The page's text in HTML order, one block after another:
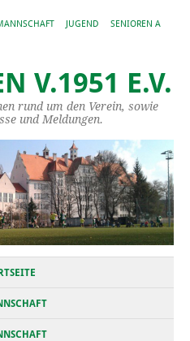
JUGEND SENIOREN A
V.1951 E.V.
rund um den Verein, sowie
und Meldungen.